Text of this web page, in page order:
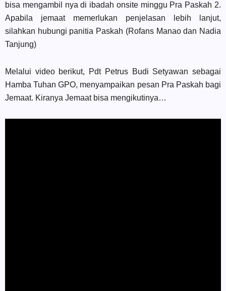
bisa mengambil nya di ibadah onsite minggu Pra Paskah 2.
Apabila jemaat memerlukan penjelasan lebih lanjut,
silahkan hubungi panitia Paskah (Rofans Manao dan Nadia
Tanjung)
Melalui video berikut, Pdt Petrus Budi Setyawan sebagai
Hamba Tuhan GPO, menyampaikan pesan Pra Paskah bagi
Jemaat. Kiranya Jemaat bisa mengikutinya…